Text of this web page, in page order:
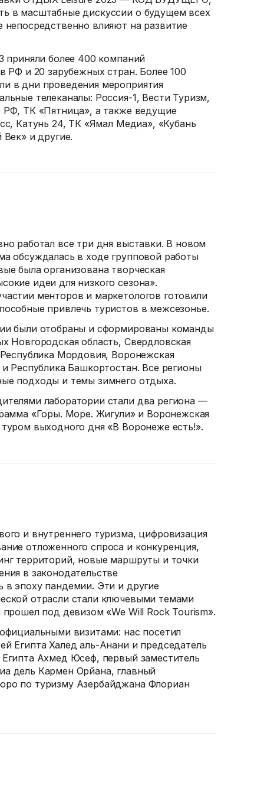
в масштабные дискуссии о будущем всех
непосредственно влияют на развитие
приняли более 400 компаний
РФ и 20 зарубежных стран. Более 100
в дни проведения мероприятия
телеканалы: Россия-1, Вести Туризм,
ТК «Пятница», а также ведущие
Катунь 24, ТК «Ямал Медиа», «Кубань
и другие.
работал все три дня выставки. В новом
обсуждалась в ходе групповой работы
была организована творческая
идеи для низкого сезона».
менторов и маркетологов готовили
привлечь туристов в межсезонье.
были отобраны и сформированы команды
Новгородская область, Свердловская
Мордовия, Воронежская
Республика Башкортостан. Все регионы
подходы и темы зимнего отдыха.
лаборатории стали два региона —
«Горы. Море. Жигули» и Воронежская
выходного дня «В Воронеже есть!».
и внутреннего туризма, цифровизация
отложенного спроса и конкуренция,
территорий, новые маршруты и точки
в законодательстве
в эпоху пандемии. Эти и другие
отрасли стали ключевыми темами
под девизом «We Will Rock Tourism».
визитами: нас посетил
Египта Халедаль-Анании председатель
Ахмед Юсеф, первый заместитель
дель Кармен Орйана, главный
по туризму Азербайджана Флориан